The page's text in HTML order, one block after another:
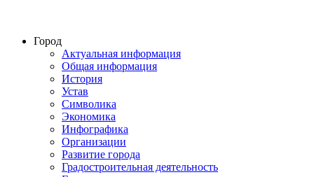
Город
Актуальная информация
Общая информация
История
Устав
Символика
Экономика
Инфографика
Организации
Развитие города
Градостроительная деятельность